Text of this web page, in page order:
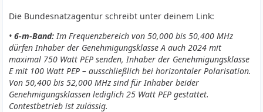
Die Bundesnatzagentur schreibt unter deinem Link:
•6-m-Band:Im Frequenzbereich von 50,000 bis 50,400 MHz
dürfen Inhaber der Genehmigungs­klasse A auch 2024 mit
maximal 750 Watt PEP senden, Inhaber der Genehmigungsklasse
E mit 100 Watt PEP – ausschließlich bei horizontaler Polarisation.
Von 50,400 bis 52,000 MHz sind für Inhaber beider
Genehmigungsklassen lediglich 25 Watt PEP gestattet.
Contestbetrieb ist zulässig.